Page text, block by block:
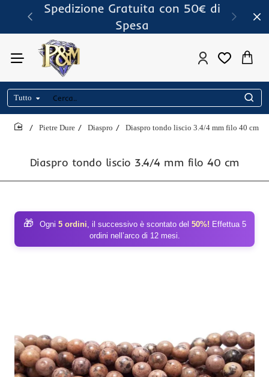
Spedizione Gratuita con 50€ di
Spesa
Tutto
Cerca..
Diaspro tondo liscio 3.4/4 mm filo 40 cm
Pietre Dure Diaspro Diaspro tondo liscio 3.4/4 mm filo 40 cm
🎁 Ogni 5 ordini, il successivo è scontato del 50%! Effettua 5
ordini nell’arco di 12 mesi.